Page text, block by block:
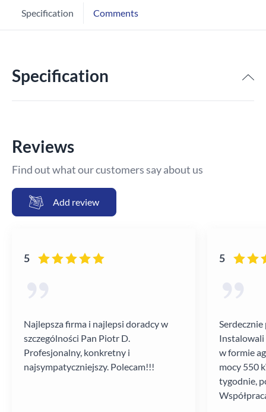
Specification Comments
Specification
Reviews
Find out what our customers say about us
Add review
5
Najlepsza firma i najlepsi doradcy w
szczególności Pan Piotr D.
Profesjonalny, konkretny i
najsympatyczniejszy. Polecam!!!
5
Instalowali
w formie
mocy 550
tygodnie,